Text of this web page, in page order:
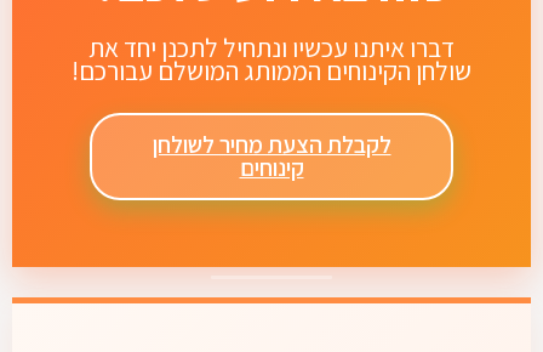
דברו איתנו עכשיו ונתחיל לתכנן יחד את
שולחן הקינוחים הממותג המושלם עבורכם!
לקבלת הצעת מחיר לשולחן
קינוחים